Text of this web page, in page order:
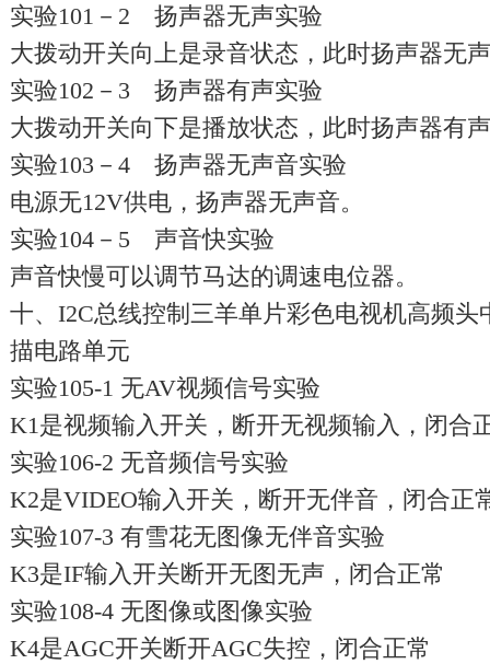
实验101－2 扬声器无声实验
大拨动开关向上是录音状态，此时扬声器无
实验102－3 扬声器有声实验
大拨动开关向下是播放状态，此时扬声器有
实验103－4 扬声器无声音实验
电源无12V供电，扬声器无声音。
实验104－5 声音快实验
声音快慢可以调节马达的调速电位器。
十、I2C总线控制三羊单片彩色电视机高频
描电路单元
实验105-1 无AV视频信号实验
K1是视频输入开关，断开无视频输入，闭合
实验106-2 无音频信号实验
K2是VIDEO输入开关，断开无伴音，闭合正
实验107-3 有雪花无图像无伴音实验
K3是IF输入开关断开无图无声，闭合正常
实验108-4 无图像或图像实验
K4是AGC开关断开AGC失控，闭合正常